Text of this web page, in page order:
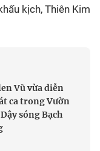
kịch, Thiên Kim
Vũ vừa diễn
ca trong Vườn
sóng Bạch